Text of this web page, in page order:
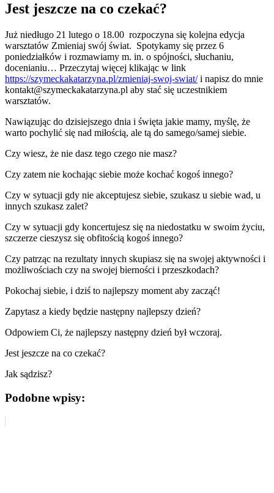
Jest jeszcze na co czekać?
Już niedługo 21 lutego o 18.00 rozpoczyna się kolejna edycja
warsztatów Zmieniaj swój świat. Spotykamy się przez 6
poniedziałków i rozmawiamy m. in. o spójności, słuchaniu,
docenianiu… Przeczytaj więcej klikając w link
https://szymeckakatarzyna.pl/zmieniaj-swoj-swiat/i napisz do mnie
kontakt@szymeckakatarzyna.pl aby stać się uczestnikiem
warsztatów.
Nawiązując do dzisiejszego dnia i święta jakie mamy, myślę, że
warto pochylić się nad miłością, ale tą do samego/samej siebie.
Czy wiesz, że nie dasz tego czego nie masz?
Czy zatem nie kochając siebie może kochać kogoś innego?
Czy w sytuacji gdy nie akceptujesz siebie, szukasz u siebie wad, u
innych szukasz zalet?
Czy w sytuacji gdy koncertujesz się na niedostatku w swoim życiu,
szczerze cieszysz się obfitością kogoś innego?
Czy patrząc na rezultaty innych skupiasz się na swojej aktywności i
możliwościach czy na swojej bierności i przeszkodach?
Pokochaj siebie, i dziś to najlepszy moment aby zacząć!
Zapytasz a kiedy będzie następny najlepszy dzień?
Odpowiem Ci, że najlepszy następny dzień był wczoraj.
Jest jeszcze na co czekać?
Jak sądzisz?
Podobne wpisy: